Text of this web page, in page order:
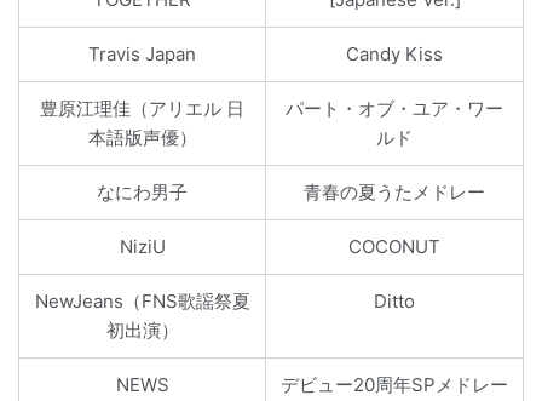
Travis Japan Candy Kiss
豊原江理佳（アリエル 日
本語版声優）
パート・オブ・ユア・ワー
ルド
なにわ男子 青春の夏うたメドレー
NiziU COCONUT
NewJeans（FNS歌謡祭夏
初出演）
Ditto
NEWS
デビュー20周年SPメドレー